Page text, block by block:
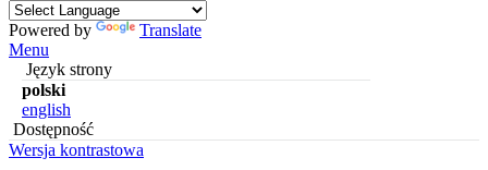
Powered by
Translate
Menu
Język strony
polski
english
Dostępność
Wersja kontrastowa